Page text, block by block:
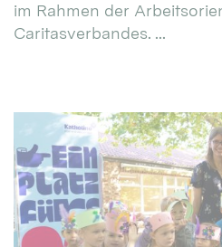
im Rahmen der
Caritasverbandes. ...